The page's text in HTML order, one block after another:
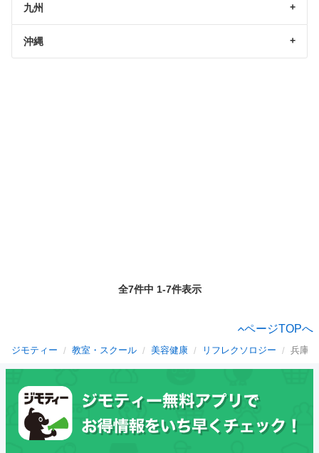
九州
沖縄
全7件中 1-7件表示
ページTOPへ
ジモティー 教室・スクール 美容健康 リフレクソロジー 兵庫